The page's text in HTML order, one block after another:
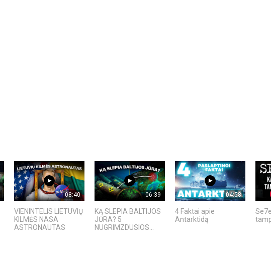
08:40
VIENINTELIS LIETUVIŲ
KILMĖS NASA
ASTRONAUTAS
06:39
KĄ SLEPIA BALTIJOS
JŪRA? 5
NUGRIMZDUSIOS...
04:58
4 Faktai apie
Antarktidą